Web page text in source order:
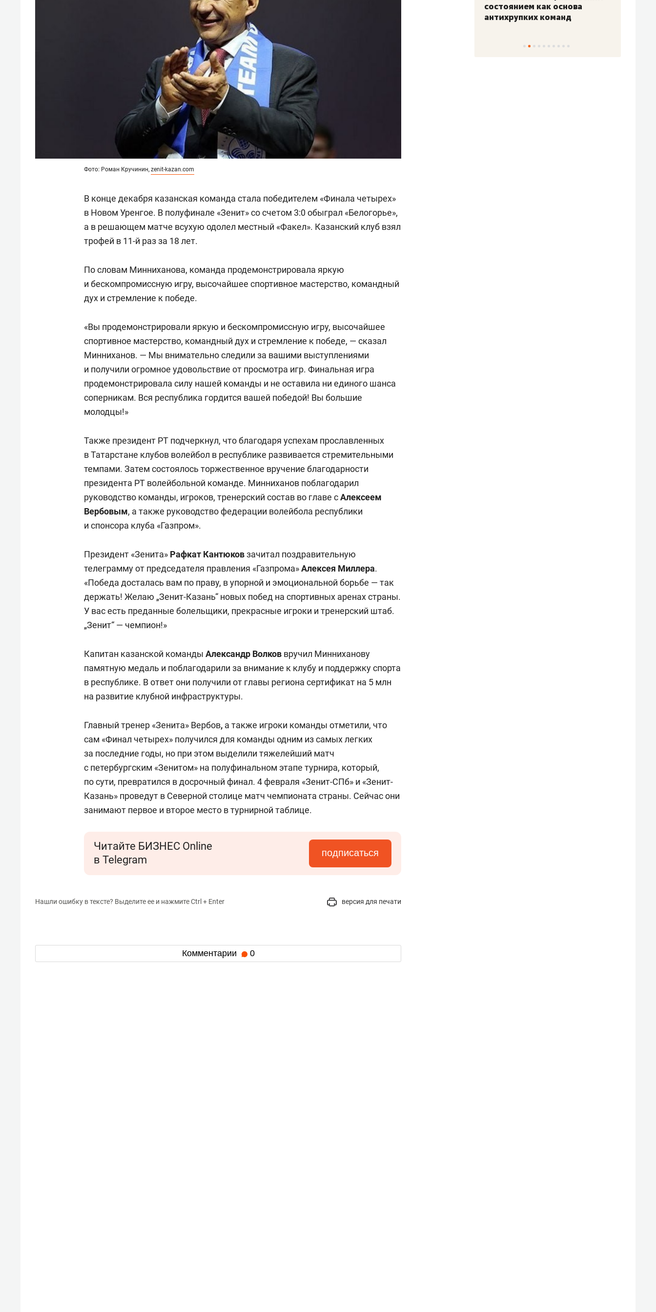
Фото: Роман Кручинин, zenit-kazan.com
В конце декабря казанская команда стала победителем «Финала четырех»
в Новом Уренгое. В полуфинале «Зенит» со счетом 3:0 обыграл «Белогорье»,
а в решающем матче всухую одолел местный «Факел». Казанский клуб взял
трофей в 11-й раз за 18 лет.
По словам Минниханова, команда продемонстрировала яркую
и бескомпромиссную игру, высочайшее спортивное мастерство, командный
дух и стремление к победе.
«Вы продемонстрировали яркую и бескомпромиссную игру, высочайшее
спортивное мастерство, командный дух и стремление к победе, — сказал
Минниханов. — Мы внимательно следили за вашими выступлениями
и получили огромное удовольствие от просмотра игр. Финальная игра
продемонстрировала силу нашей команды и не оставила ни единого шанса
соперникам. Вся республика гордится вашей победой! Вы большие
молодцы!»
Также президент РТ подчеркнул, что благодаря успехам прославленных
в Татарстане клубов волейбол в республике развивается стремительными
темпами. Затем состоялось торжественное вручение благодарности
президента РТ волейбольной команде. Минниханов поблагодарил
руководство команды, игроков, тренерский состав во главе сАлексеем
Вербовым, а также руководство федерации волейбола республики
и спонсора клуба «Газпром».
Президент «Зенита» Рафкат Кантюковзачитал поздравительную
телеграмму от председателя правления «Газпрома»Алексея Миллера.
«Победа досталась вам по праву, в упорной и эмоциональной борьбе — так
держать! Желаю „Зенит-Казань“ новых побед на спортивных аренах страны.
У вас есть преданные болельщики, прекрасные игроки и тренерский штаб.
„Зенит“ — чемпион!»
Капитан казанской команды Александр Волков вручил Минниханову
памятную медаль и поблагодарили за внимание к клубу и поддержку спорта
в республике. В ответ они получили от главы региона сертификат на 5 млн
на развитие клубной инфраструктуры.
Главный тренер «Зенита» Вербов, а также игроки команды отметили, что
сам «Финал четырех» получился для команды одним из самых легких
за последние годы, но при этом выделили тяжелейший матч
с петербургским «Зенитом» на полуфинальном этапе турнира, который,
по сути, превратился в досрочный финал. 4 февраля «Зенит-СПб» и «Зенит-
Казань» проведут в Северной столице матч чемпионата страны. Сейчас они
занимают первое и второе место в турнирной таблице.
Читайте БИЗНЕС Online
в Telegram
подписаться
Нашли ошибку в тексте? Выделите ее и нажмите Ctrl + Enter версия для печати
Комментарии 0
«Гонка Героев»